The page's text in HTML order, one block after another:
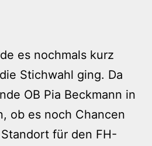
es nochmals kurz
Stichwahl ging. Da
OB Pia Beckmann in
ob es noch Chancen
für den FH-